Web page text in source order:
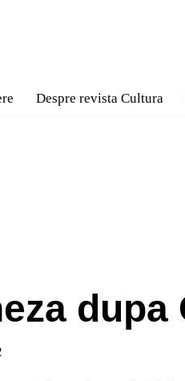
Despre revista Cultura
dupa